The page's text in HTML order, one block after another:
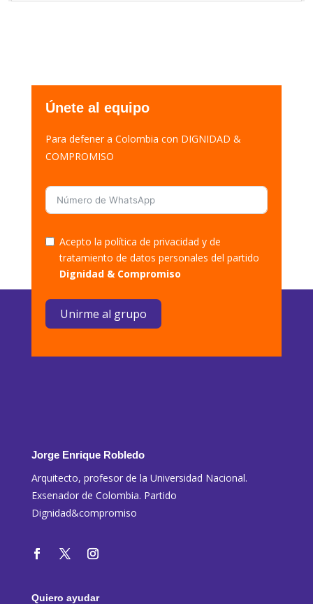
Únete al equipo
Para defener a Colombia con DIGNIDAD &
COMPROMISO
Acepto la política de privacidad y de
tratamiento de datos personales del partido
Dignidad & Compromiso
Unirme al grupo
Jorge Enrique Robledo
Arquitecto, profesor de la Universidad Nacional.
Exsenador de Colombia. Partido
Dignidad&compromiso
Quiero ayudar